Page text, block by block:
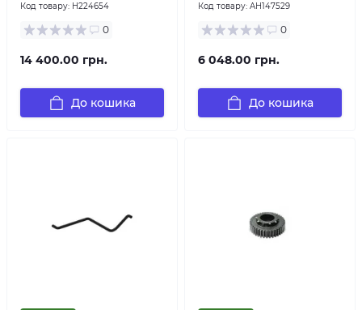
Код товару: H224654
0
14 400.00 грн.
До кошика
Код товару: AH147529
0
6 048.00 грн.
До кошика